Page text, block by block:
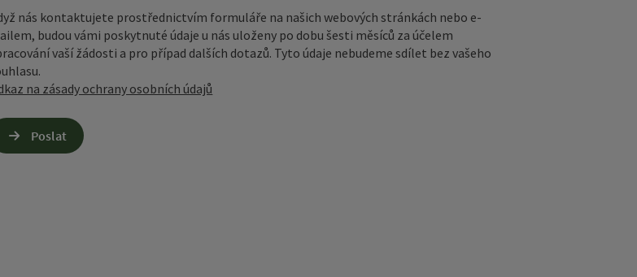
nás kontaktujete prostřednictvím formuláře na našich webových stránkách nebo e-
budou vámi poskytnuté údaje u nás uloženy po dobu šesti měsíců za účelem
vaší žádosti a pro případ dalších dotazů. Tyto údaje nebudeme sdílet bez vašeho
na zásady ochrany osobních údajů
Poslat